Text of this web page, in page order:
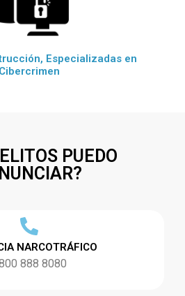
Especializadas en
Cibercrimen
PUEDO
NARCOTRÁFICO
888 8080